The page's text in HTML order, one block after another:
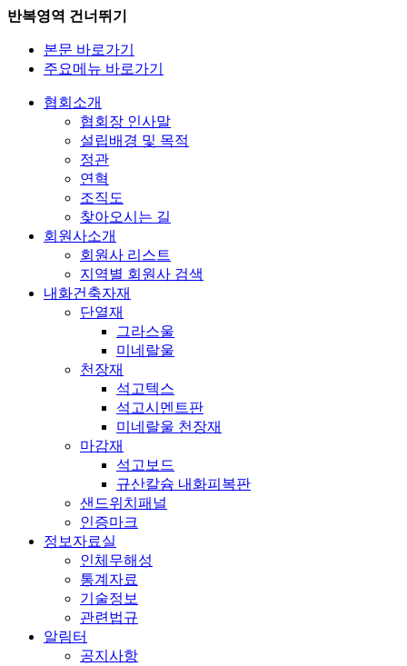
반복영역 건너뛰기
본문 바로가기
주요메뉴 바로가기
협회소개
협회장 인사말
설립배경 및 목적
정관
연혁
조직도
찾아오시는 길
회원사소개
회원사 리스트
지역별 회원사 검색
내화건축자재
단열재
그라스울
미네랄울
천장재
석고텍스
석고시멘트판
미네랄울 천장재
마감재
석고보드
규산칼슘 내화피복판
샌드위치패널
인증마크
정보자료실
인체무해성
통계자료
기술정보
관련법규
알림터
공지사항